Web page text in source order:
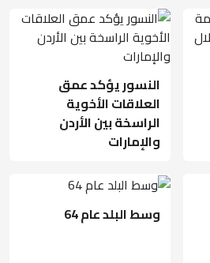
النسور يؤكد عمق
العلاقات الأخوية
الراسخة بين الأردن
والإمارات
وسط البلد عام 64